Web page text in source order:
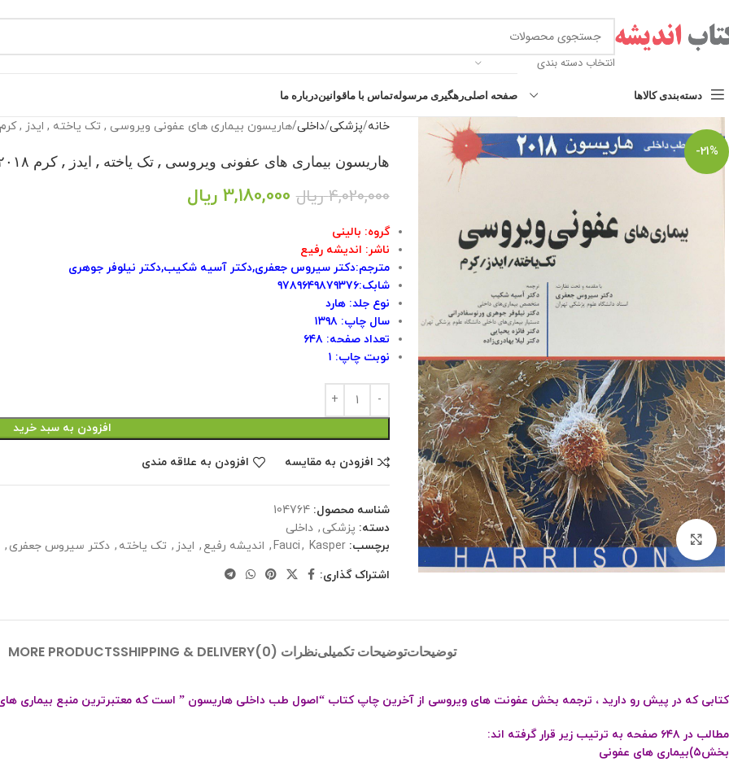
انتخاب دسته بندی
دسته‌بندی کالاها صفحه اصلیرهگیری مرسولهتماس با ماقوانیندرباره ما
-21%
بزرگنمایی تصویر
خانه پزشکی داخلی هاریسون بیماری های عفونی ویروسی , تک یاخته , ایدز , کرم ۲۰۱۸ [ اندیشه رفیع ]
هاریسون بیماری های عفونی ویروسی , تک یاخته , ایدز , کرم ۲۰۱۸ [ اندیشه رفیع ]
4,020,000 ریال 3,180,000 ریال
گروه: بالینی
ناشر: اندیشه رفیع
مترجم:دکتر سیروس جعفری,دکتر آسیه شکیب,دکتر نیلوفر جوهری
شابک:۹۷۸۹۶۴۹۸۷۹۳۷۶
نوع جلد: هارد
سال چاپ: ۱۳۹۸
تعداد صفحه: ۶۴۸
نوبت چاپ: ۱
افزودن به سبد خرید
افزودن به مقایسه افزودن به علاقه مندی
شناسه محصول:104764
دسته: پزشکی , داخلی
برچسب:
Fauci, Kasper
, اندیشه رفیع , ایدز , تک یاخته , دکتر سیروس جعفری ,
اشتراک گذاری:
توضیحاتتوضیحات تکمیلینظرات (0) SHIPPING & DELIVERY
MORE PRODUCTS
کتابی که در پیش رو دارید ، ترجمه بخش عفونت های ویروسی از آخرین چاپ کتاب “اصول طب داخلی هاریسون ” است که معتبرترین منبع بیماری
مطالب در ۶۴۸ صفحه به ترتیب زیر قرار گرفته اند:
بخش۵)بیماری های عفونی